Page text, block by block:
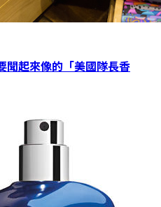
聞起來像的「美國隊長香